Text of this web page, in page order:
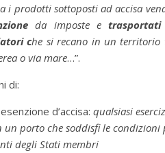
i prodotti sottoposti ad accisa
da imposte e
che si recano in un territorio
o via mare…”.
di:
d’accisa: qualsiasi
un porto che soddisfi le condizioni
degli Stati membri